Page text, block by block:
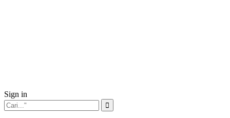
Sign in